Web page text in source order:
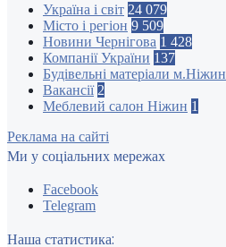
Україна і світ 24 079
Місто і регіон 9 509
Новини Чернігова 1 428
Компанії України 137
Будівельні матеріали м.Ніжин
Вакансії 2
Меблевий салон Ніжин 1
Реклама на сайті
Ми у соціальних мережах
Facebook
Telegram
Наша статистика: